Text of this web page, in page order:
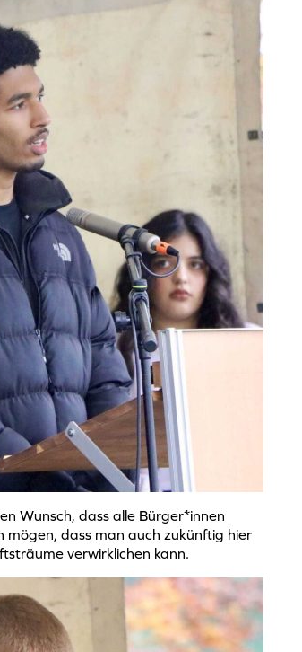
Wunsch, dass alle Bürger*innen
mögen, dass man auch zukünftig hier
verwirklichen kann.